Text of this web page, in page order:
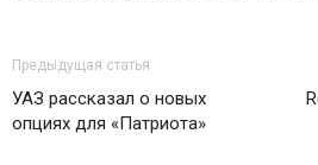
Предыдущая статья
УАЗ рассказал о новых
опциях для «Патриота»